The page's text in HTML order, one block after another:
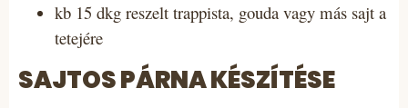
kb 15 dkg reszelt trappista, gouda vagy más sajt a
tetejére
SAJTOS PÁRNA KÉSZÍTÉSE